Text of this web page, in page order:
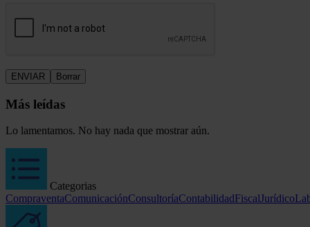
Más leídas
Lo lamentamos. No hay nada que mostrar aún.
Categorias
CompraventaComunicaciónConsultoríaContabilidadFiscalJurídico